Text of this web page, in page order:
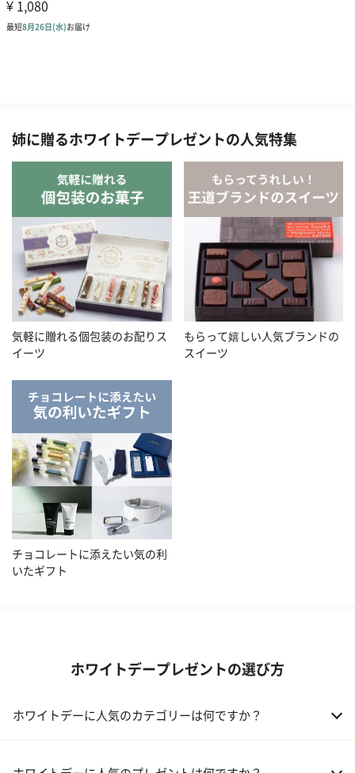
姉に贈るホワイトデープレゼントの人気特集
気軽に贈れる個包装のお配りス
イーツ
もらって嬉しい人気ブランドの
スイーツ
チョコレートに添えたい気の利
いたギフト
ホワイトデープレゼントの選び方
ホワイトデーに人気のカテゴリーは何ですか？